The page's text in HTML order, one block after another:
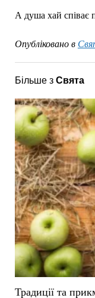
А душа хай співає
Опубліковано в
Більше з Свята
Традиції та